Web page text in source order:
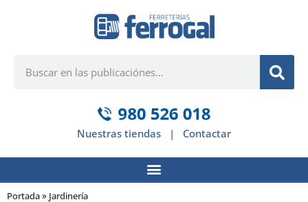
Nuestras tiendas | Contactar
Portada» Jardinería